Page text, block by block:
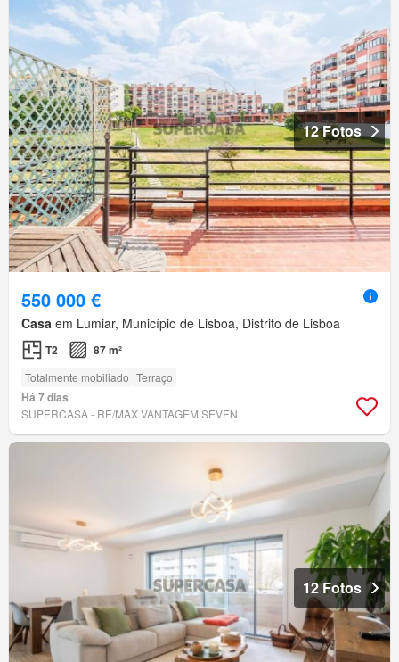
12 Fotos
550 000 €
Casa em Lumiar, Município de Lisboa, Distrito de Lisboa
T2 87 m²
Totalmente mobiliado Terraço
Há 7 dias
SUPERCASA - RE/MAX VANTAGEM SEVEN
12 Fotos